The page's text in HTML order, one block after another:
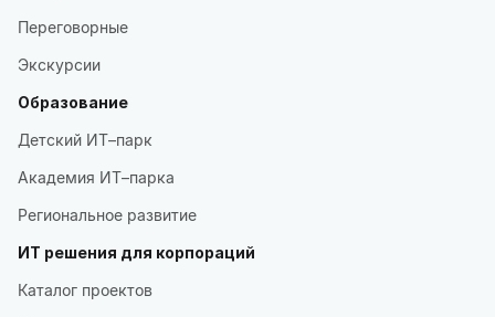
Переговорные
Экскурсии
Образование
Детский ИТ–парк
Академия ИТ–парка
Региональное развитие
ИТ решения для корпораций
Каталог проектов